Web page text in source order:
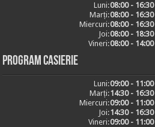
Luni:08:00 - 16:30
Marți:08:00 - 16:30
Miercuri:08:00 - 16:30
Joi:08:00 - 18:30
Vineri:08:00 - 14:00
Program casierie
Luni:09:00 - 11:00
Marți:14:30 - 16:30
Miercuri:09:00 - 11:00
Joi:14:30 - 16:30
Vineri:09:00 - 11:00